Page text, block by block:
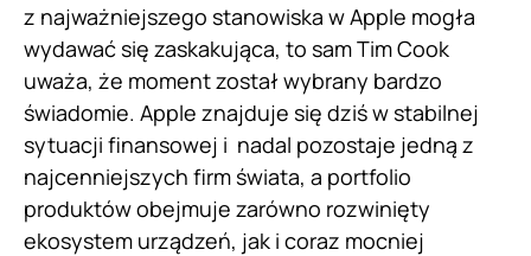
z najważniejszego stanowiska w Apple mogła
wydawać się zaskakująca, to sam Tim Cook
uważa, że moment został wybrany bardzo
świadomie. Apple znajduje się dziś w stabilnej
sytuacji finansowej i nadal pozostaje jedną z
najcenniejszych firm świata, a portfolio
produktów obejmuje zarówno rozwinięty
ekosystem urządzeń, jak i coraz mocniej